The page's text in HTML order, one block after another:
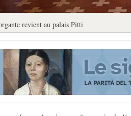
revient au palais Pitti